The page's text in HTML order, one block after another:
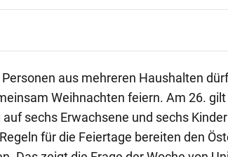
aus mehreren Haushalten
Weihnachten feiern. Am 26.
sechs Erwachsene und sechs
für die Feiertage bereiten den